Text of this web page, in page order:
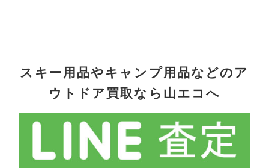
スキー用品やキャンプ用品などのア
ウトドア買取なら山エコへ